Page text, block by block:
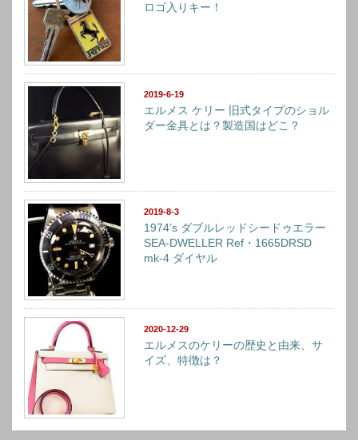
ロゴ入りキー！
2019-6-19
エルメス ケリー 旧式タイプのショル
ダー金具とは？製造国はどこ？
2019-8-3
1974’s ダブルレッドシードゥエラー
SEA-DWELLER Ref・1665DRSD
mk-4 ダイヤル
2020-12-29
エルメスのケリーの歴史と由来、サ
イズ、特徴は？